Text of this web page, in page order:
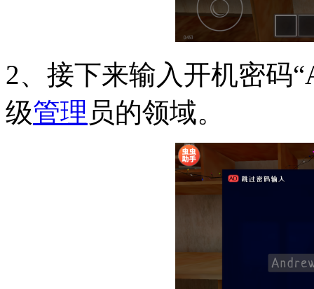
2、接下来输入开机密码
级管理 员的领域。